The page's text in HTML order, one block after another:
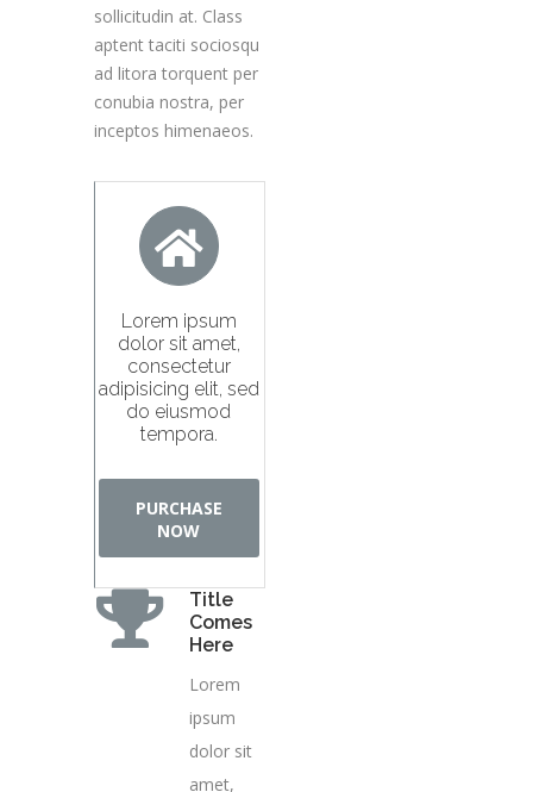
sollicitudin at. Class
aptent taciti sociosqu
ad litora torquent per
conubia nostra, per
inceptos himenaeos.
Lorem ipsum
dolor sit amet,
consectetur
adipisicing elit, sed
do eiusmod
tempora.
PURCHASE
NOW
Title
Comes
Here
Lorem
ipsum
dolor sit
amet,